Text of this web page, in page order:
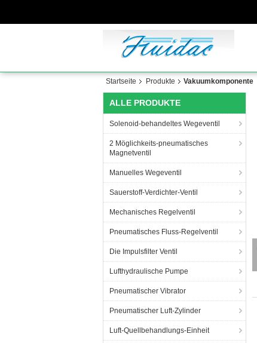
Startseite Produkte Vakuumkomponente
ALLE PRODUKTE
Solenoid-behandeltes Wegeventil
2 Möglichkeits-pneumatisches
Magnetventil
Manuelles Wegeventil
Sauerstoff-Verdichter-Ventil
Mechanisches Regelventil
Pneumatisches Fluss-Regelventil
Die Impulsfilter Ventil
Lufthydraulische Pumpe
Pneumatischer Vibrator
Pneumatischer Luft-Zylinder
Luft-Quellbehandlungs-Einheit